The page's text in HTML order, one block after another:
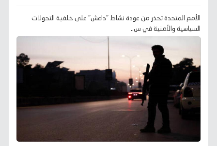
الأمم المتحدة تحذر من عودة نشاط "داعش" على خلفية التحولات
السياسية والأمنية في س..